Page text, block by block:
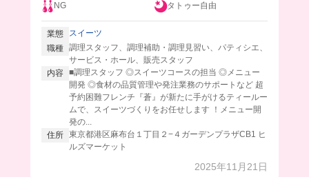
NG
タトゥー自由
業態
スイーツ
職種 調理スタッフ、調理補助・調理見習い、パティシエ、
サービス・ホール、販売スタッフ
内容 ■調理スタッフ ◎スイーツコースの担当 ◎メニュー
開発 ◎食材の品質管理や発注業務のサポートなど 超
予約困難フレンチ『蒼』が新たに手がけるティールー
ムで、スイーツづくりをお任せします ！メニュー開
発の...
住所 東京都港区麻布台１丁目２−４ガーデンプラザCB1 ヒ
ルズマーケット
2025年11月21日